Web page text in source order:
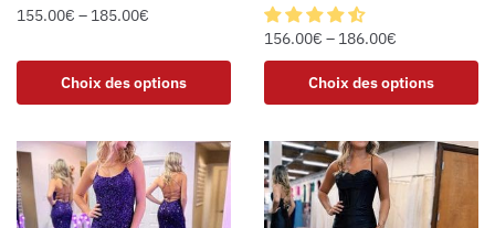
155.00€ – 185.00€
Choix des options
156.00€ – 186.00€
Choix des options